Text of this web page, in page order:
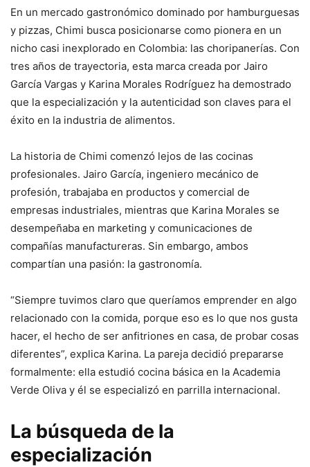
En un mercado gastronómico dominado por hamburguesas
y pizzas, Chimi busca posicionarse como pionera en un
nicho casi inexplorado en Colombia: las choripanerías. Con
tres años de trayectoria, esta marca creada por Jairo
García Vargas y Karina Morales Rodríguez ha demostrado
que la especialización y la autenticidad son claves para el
éxito en la industria de alimentos.
La historia de Chimi comenzó lejos de las cocinas
profesionales. Jairo García, ingeniero mecánico de
profesión, trabajaba en productos y comercial de
empresas industriales, mientras que Karina Morales se
desempeñaba en marketing y comunicaciones de
compañías manufactureras. Sin embargo, ambos
compartían una pasión: la gastronomía.
“Siempre tuvimos claro que queríamos emprender en algo
relacionado con la comida, porque eso es lo que nos gusta
hacer, el hecho de ser anfitriones en casa, de probar cosas
diferentes”, explica Karina. La pareja decidió prepararse
formalmente: ella estudió cocina básica en la Academia
Verde Oliva y él se especializó en parrilla internacional.
La búsqueda de la
especialización